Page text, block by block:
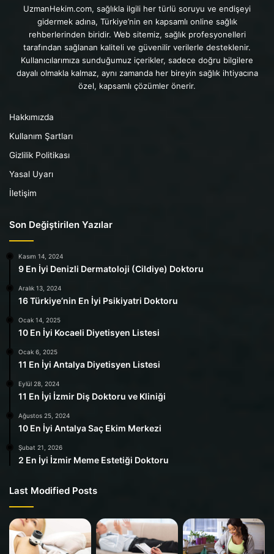
UzmanHekim.com, sağlıkla ilgili her türlü soruyu ve endişeyi
gidermek adına, Türkiye’nin en kapsamlı online sağlık
rehberlerinden biridir. Web sitemiz, sağlık profesyonelleri
tarafından sağlanan kaliteli ve güvenilir verilerle desteklenir.
Kullanıcılarımıza sunduğumuz içerikler, sadece doğru bilgilere
dayalı olmakla kalmaz, aynı zamanda her bireyin sağlık ihtiyacına
özel, kapsamlı çözümler önerir.
Hakkımızda
Kullanım Şartları
Gizlilik Politikası
Yasal Uyarı
İletişim
Son Değiştirilen Yazılar
Kasım 14, 2024
9 En İyi Denizli Dermatoloji (Cildiye) Doktoru
Aralık 13, 2024
16 Türkiye’nin En İyi Psikiyatri Doktoru
Ocak 14, 2025
10 En İyi Kocaeli Diyetisyen Listesi
Ocak 6, 2025
11 En İyi Antalya Diyetisyen Listesi
Eylül 28, 2024
11 En İyi İzmir Diş Doktoru ve Kliniği
Ağustos 25, 2024
10 En İyi Antalya Saç Ekim Merkezi
Şubat 21, 2026
2 En İyi İzmir Meme Estetiği Doktoru
Last Modified Posts